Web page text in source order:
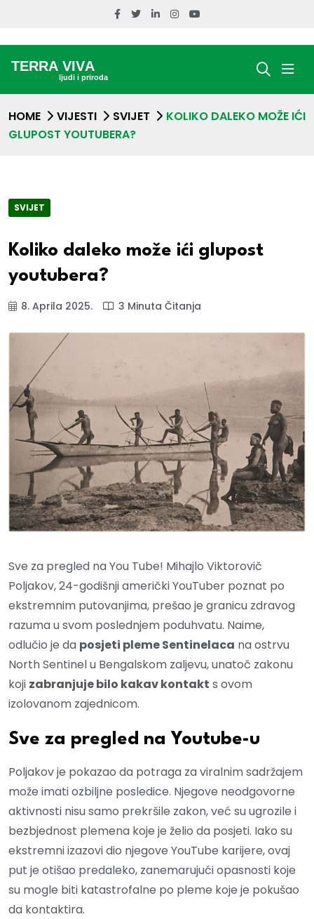
HOME VIJESTI SVIJET
KOLIKO DALEKO MOŽE IĆI
GLUPOST YOUTUBERA?
SVIJET
Koliko daleko može ići glupost
youtubera?
8. Aprila 2025. 3 Minuta Čitanja
Sve za pregled na You Tube! Mihajlo Viktorovič
Poljakov, 24-godišnji američki YouTuber poznat po
ekstremnim putovanjima, prešao je granicu zdravog
razuma u svom poslednjem poduhvatu. Naime,
odlučio je da posjeti pleme Sentinelaca na ostrvu
North Sentinel u Bengalskom zaljevu, unatoč zakonu
koji zabranjuje bilo kakav kontakt s ovom
izolovanom zajednicom.
Sve za pregled na Youtube-u
Poljakov je pokazao da potraga za viralnim sadržajem
može imati ozbiljne posledice. Njegove neodgovorne
aktivnosti nisu samo prekršile zakon, već su ugrozile i
bezbjednost plemena koje je želio da posjeti. Iako su
ekstremni izazovi dio njegove YouTube karijere, ovaj
put je otišao predaleko, zanemarujući opasnosti koje
su mogle biti katastrofalne po pleme koje je pokušao
da kontaktira.